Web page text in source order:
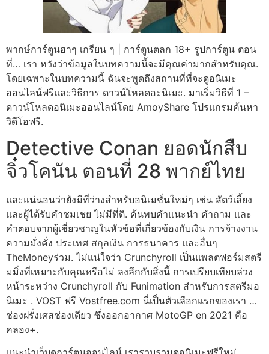
พากษ์การ์ตูนฮาๆ เกรียน ๆ | การ์ตูนตลก 18+ รูปการ์ตูน ตอน
ที่… เรา หวังว่าข้อมูลในบทความนี้จะมีคุณค่ามากสำหรับคุณ.
โดยเฉพาะในบทความนี้ ฉันจะพูดถึงสถานที่ที่จะดูอนิเมะ
ออนไลน์ฟรีและวิธีการ ดาวน์โหลดอะนิเมะ. มาเริ่มวิธีที่ 1 –
ดาวน์โหลดอนิเมะออนไลน์โดย AmoyShare โปรแกรมค้นหา
วิดีโอฟรี.
Detective Conan ยอดนักสืบ
จิ๋วโคนัน ตอนที่ 28 พากย์ไทย
และแน่นอนว่ายังมีที่ว่างสำหรับอนิเมชั่นใหม่ๆ เช่น สัตว์เลี้ยง
และผู้ได้รับคำชมเชย ไม่มีที่ติ. ค้นพบคำแนะนำ คำถาม และ
คำตอบจากผู้เชี่ยวชาญในหัวข้อที่เกี่ยวข้องกับเงิน การจ้างงาน
ความมั่งคั่ง ประเทศ สกุลเงิน การธนาคาร และอื่นๆ
TheMoneyร่วม. ไม่แน่ใจว่า Crunchyroll เป็นแพลตฟอร์มสตรี
มมิ่งที่เหมาะกับคุณหรือไม่ ลงลึกกับสิ่งนี้ การเปรียบเทียบล่วง
หน้าระหว่าง Crunchyroll กับ Funimation สำหรับการสตรีมอ
นิเมะ . VOST ฟรี Vostfree.com นี่เป็นตัวเลือกแรกของเรา …
ช่องฝรั่งเศสช่องเดียว ซึ่งออกอากาศ MotoGP en 2021 คือ
คลอง+.